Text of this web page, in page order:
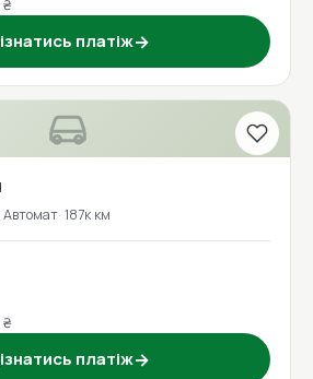
платіж→
Автомат 187к км
платіж→